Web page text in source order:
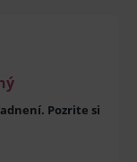
Pozrite si